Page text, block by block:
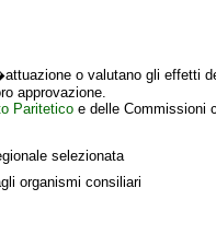
o valutano gli effetti
approvazione.
Paritetico e delle Commissioni
selezionata
organismi consiliari